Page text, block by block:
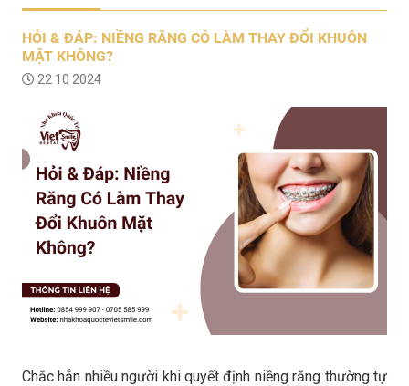
HỎI & ĐÁP: NIỀNG RĂNG CÓ LÀM THAY ĐỔI KHUÔN
MẶT KHÔNG?
22 10 2024
Chắc hẳn nhiều người khi quyết định niềng răng thường tự